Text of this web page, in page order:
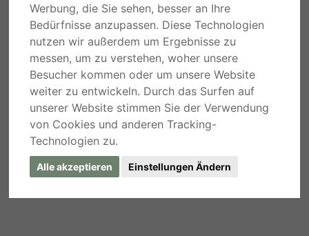
Werbung, die Sie sehen, besser an Ihre
Bedürfnisse anzupassen. Diese Technologien
nutzen wir außerdem um Ergebnisse zu
messen, um zu verstehen, woher unsere
Besucher kommen oder um unsere Website
weiter zu entwickeln. Durch das Surfen auf
unserer Website stimmen Sie der Verwendung
von Cookies und anderen Tracking-
Technologien zu.
Alle akzeptieren Einstellungen Ändern